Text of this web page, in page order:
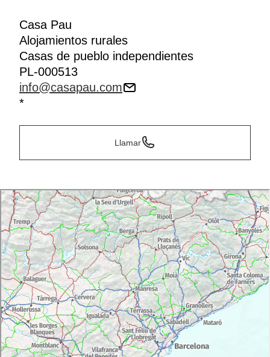
Casa Pau
Alojamientos rurales
Casas de pueblo independientes
PL-000513
info@casapau.com
*
Llamar